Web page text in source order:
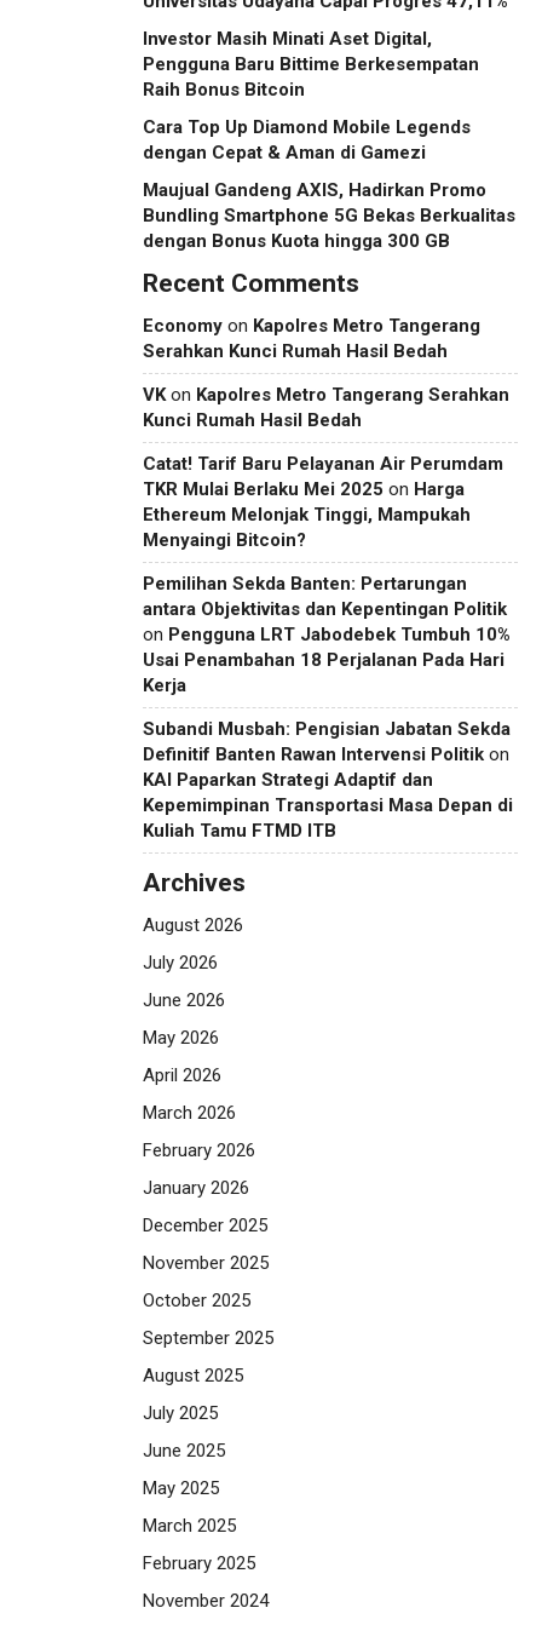
Investor Masih Minati Aset Digital,
Pengguna Baru Bittime Berkesempatan
Raih Bonus Bitcoin
Cara Top Up Diamond Mobile Legends
dengan Cepat & Aman di Gamezi
Maujual Gandeng AXIS, Hadirkan Promo
Bundling Smartphone 5G Bekas Berkualitas
dengan Bonus Kuota hingga 300 GB
Recent Comments
Economy on Kapolres Metro Tangerang
Serahkan Kunci Rumah Hasil Bedah
VKon Kapolres Metro Tangerang Serahkan
Kunci Rumah Hasil Bedah
Catat! Tarif Baru Pelayanan Air Perumdam
TKR Mulai Berlaku Mei 2025 on Harga
Ethereum Melonjak Tinggi, Mampukah
Menyaingi Bitcoin?
Pemilihan Sekda Banten: Pertarungan
antara Objektivitas dan Kepentingan Politik
on Pengguna LRT Jabodebek Tumbuh 10%
Usai Penambahan 18 Perjalanan Pada Hari
Kerja
Subandi Musbah: Pengisian Jabatan Sekda
Definitif Banten Rawan Intervensi Politik on
KAI Paparkan Strategi Adaptif dan
Kepemimpinan Transportasi Masa Depan di
Kuliah Tamu FTMD ITB
Archives
August 2026
July 2026
June 2026
May 2026
April 2026
March 2026
February 2026
January 2026
December 2025
November 2025
October 2025
September 2025
August 2025
July 2025
June 2025
May 2025
March 2025
February 2025
November 2024